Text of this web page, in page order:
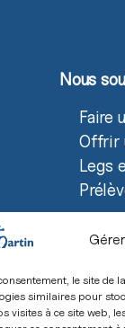
le site de
similaires pour
visites à ce site web,
Nous
Faire
Offrir
Legs
confidentialité